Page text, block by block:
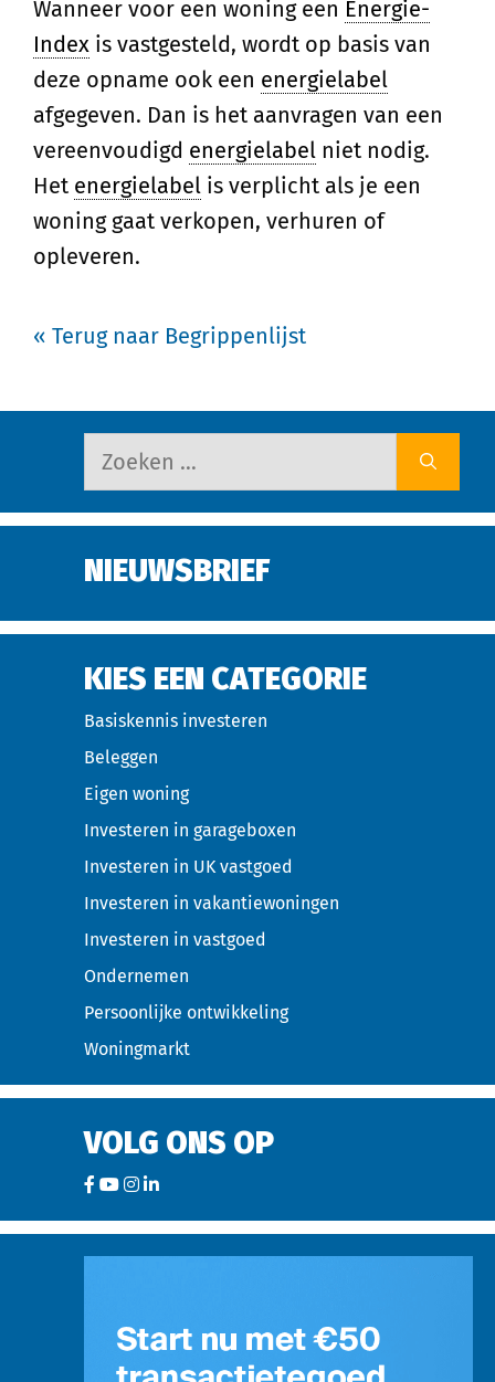
Wanneer voor een woning een Energie-
Index is vastgesteld, wordt op basis van
deze opname ook een energielabel
afgegeven. Dan is het aanvragen van een
vereenvoudigd energielabel niet nodig.
Het energielabel is verplicht als je een
woning gaat verkopen, verhuren of
opleveren.
« Terug naar Begrippenlijst
NIEUWSBRIEF
KIES EEN CATEGORIE
Basiskennis investeren
Beleggen
Eigen woning
Investeren in garageboxen
Investeren in UK vastgoed
Investeren in vakantiewoningen
Investeren in vastgoed
Ondernemen
Persoonlijke ontwikkeling
Woningmarkt
VOLG ONS OP